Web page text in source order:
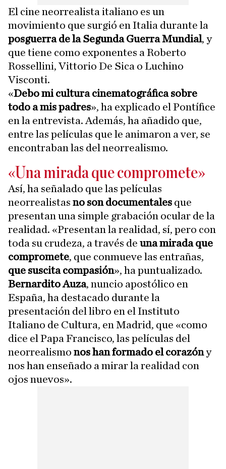
El cine neorrealista italiano es un
movimiento que surgió en Italia durante la
posguerra de la Segunda Guerra Mundial, y
que tiene como exponentes a Roberto
Rossellini, Vittorio De Sica o Luchino
Visconti.
«Debo mi cultura cinematográfica sobre
todo a mis padres», ha explicado el Pontífice
en la entrevista. Además, ha añadido que,
entre las películas que le animaron a ver, se
encontraban las del neorrealismo.
«Una mirada que compromete»
Así, ha señalado que las películas
neorrealistas no son documentales que
presentan una simple grabación ocular de la
realidad. «Presentan la realidad, sí, pero con
toda su crudeza, a través de una mirada que
compromete, que conmueve las entrañas,
que suscita compasión», ha puntualizado.
Bernardito Auza, nuncio apostólico en
España, ha destacado durante la
presentación del libro en el Instituto
Italiano de Cultura, en Madrid, que «como
dice el Papa Francisco, las películas del
neorrealismo nos han formado el corazóny
nos han enseñado a mirar la realidad con
ojos nuevos».